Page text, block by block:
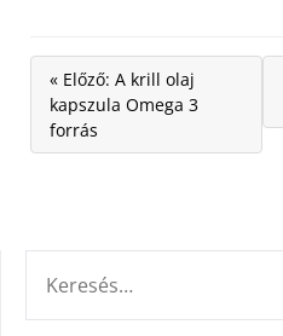
« Előző: A krill olaj
kapszula Omega 3
forrás